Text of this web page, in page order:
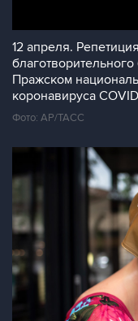
12 апреля.
Пражском
коронавируса
Фото: AP/ТАСС